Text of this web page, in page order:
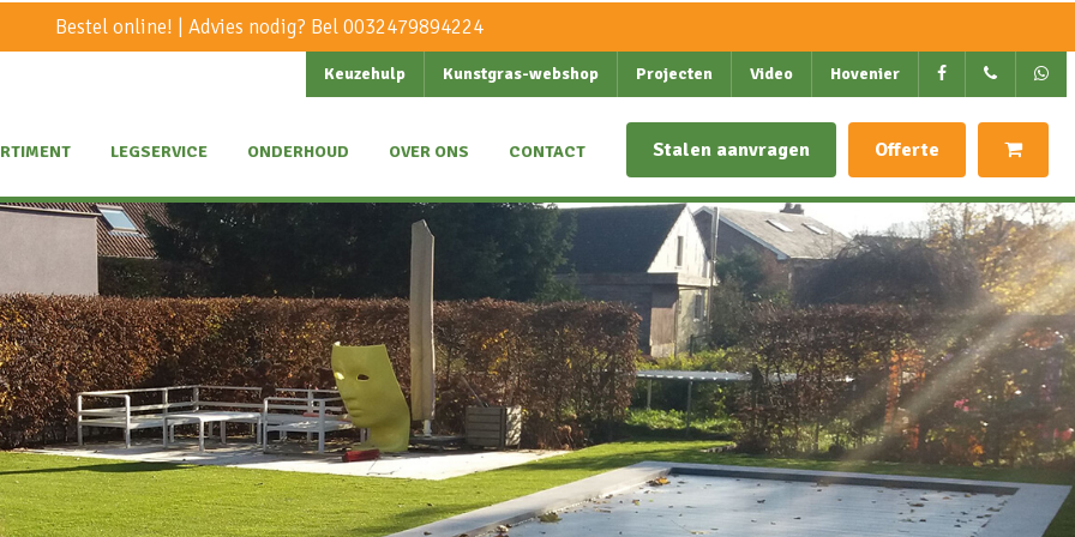
Bestel online! | Advies nodig? Bel0032479894224
Keuzehulp Kunstgras-webshop Projecten Video Hovenier
LEGSERVICE ONDERHOUD OVER ONS CONTACT Stalen aanvragen Offerte